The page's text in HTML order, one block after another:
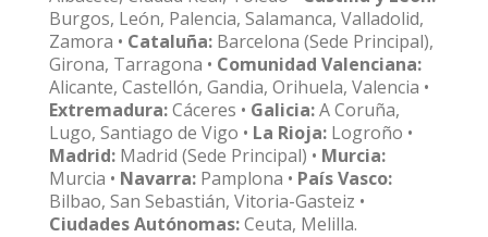
Burgos, León, Palencia, Salamanca, Valladolid,
Zamora • Cataluña: Barcelona (Sede Principal),
Girona, Tarragona • Comunidad Valenciana:
Alicante, Castellón, Gandia, Orihuela, Valencia •
Extremadura:Cáceres • Galicia:A Coruña,
Lugo, Santiago de Vigo • La Rioja: Logroño •
Madrid: Madrid (Sede Principal) • Murcia:
Murcia • Navarra: Pamplona • País Vasco:
Bilbao, San Sebastián, Vitoria-Gasteiz •
Ciudades Autónomas:Ceuta, Melilla.